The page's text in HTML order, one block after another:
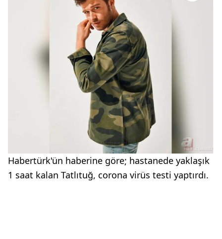
Habertürk'ün haberine göre; hastanede yaklaşık
1 saat kalan Tatlıtuğ, corona virüs testi yaptırdı.